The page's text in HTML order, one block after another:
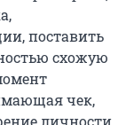
поставить
схожую
чек,
личности